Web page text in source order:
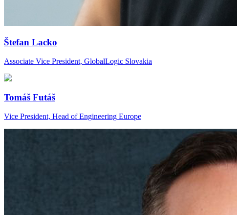
Štefan Lacko
Associate Vice President, GlobalLogic Slovakia
Tomáš Futáš
Vice President, Head of Engineering Europe